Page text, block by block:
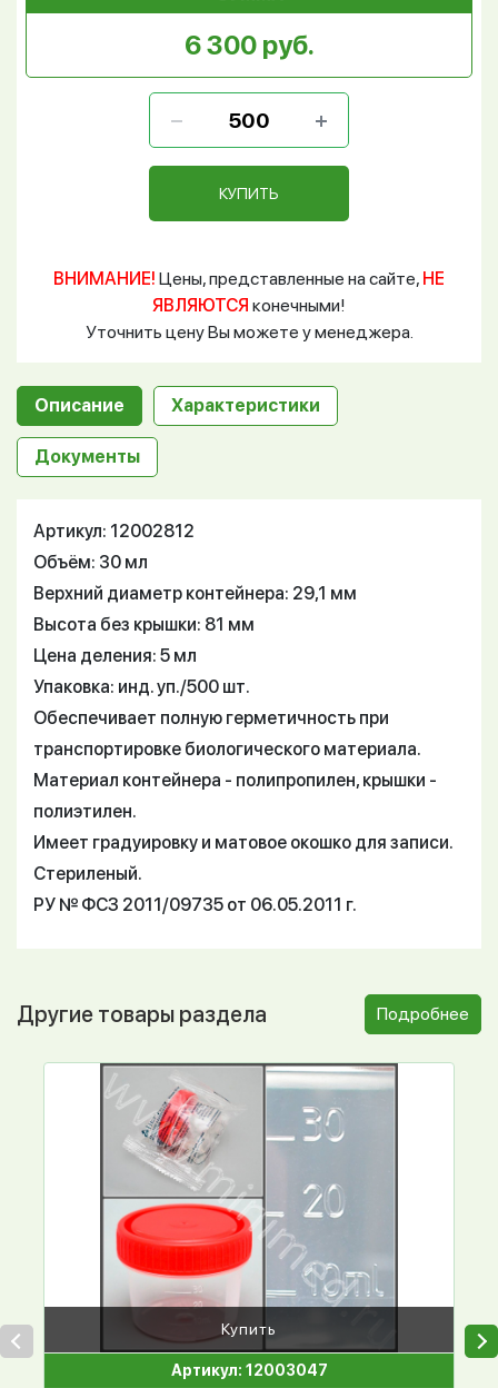
6 300 руб.
КУПИТЬ
ВНИМАНИЕ! Цены, представленные на сайте, НЕ
ЯВЛЯЮТСЯ конечными!
Уточнить цену Вы можете у менеджера.
Описание Характеристики
Документы
Артикул: 12002812
Объём: 30 мл
Верхний диаметр контейнера: 29,1 мм
Высота без крышки: 81 мм
Цена деления: 5 мл
Упаковка: инд. уп./500 шт.
Обеспечивает полную герметичность при
транспортировке биологического материала.
Материал контейнера - полипропилен, крышки -
полиэтилен.
Имеет градуировку и матовое окошко для записи.
Стериленый.
РУ № ФСЗ 2011/09735 от 06.05.2011 г.
Другие товары раздела Подробнее
Купить
Артикул: 12003047